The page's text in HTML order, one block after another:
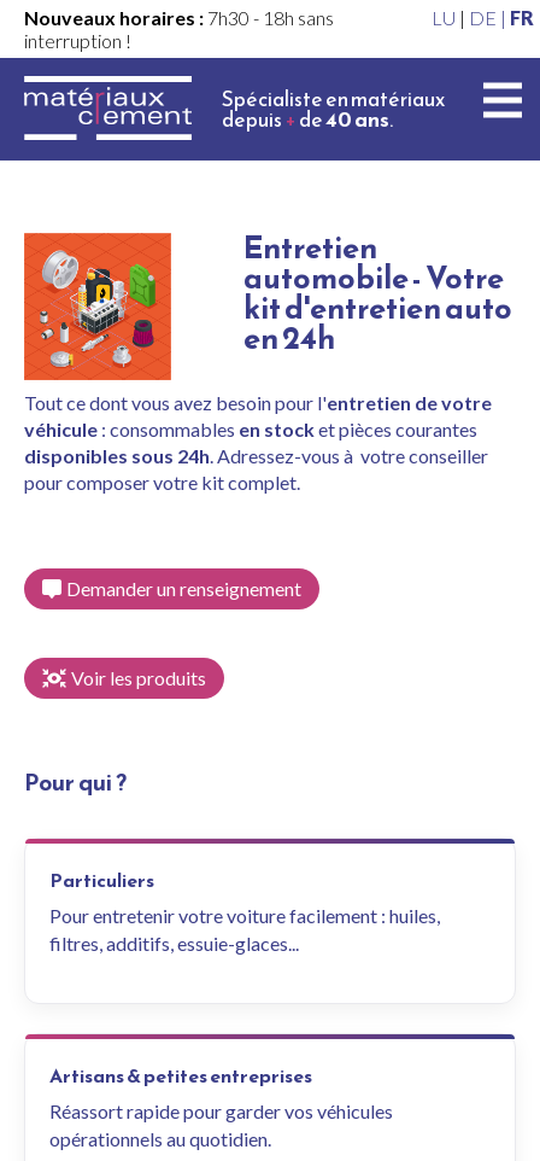
Nouveaux horaires : 7h30 - 18h sans
interruption !
LU | DE | FR
Spécialiste en matériaux
depuis+de40 ans.
Entretien
automobile - Votre
kit d'entretien auto
en 24h
Tout ce dont vous avez besoin pour l'entretien de votre
véhicule : consommables en stocket pièces courantes
disponibles sous 24h. Adressez-vous à votre conseiller
pour composer votre kit complet.
Demander un renseignement
Voir les produits
Pour qui ?
Particuliers
Pour entretenir votre voiture facilement : huiles,
filtres, additifs, essuie-glaces...
Artisans & petites entreprises
Réassort rapide pour garder vos véhicules
opérationnels au quotidien.